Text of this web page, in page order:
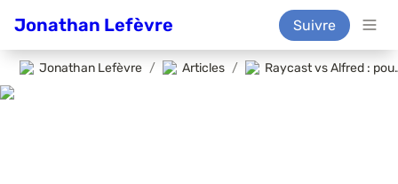
Jonathan Lefèvre Suivre
Jonathan Lefèvre / Articles / Raycast vs Alfred :